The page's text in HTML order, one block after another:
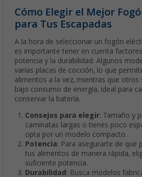
Cómo Elegir el Mejor
para Tus Escapadas
A la hora de seleccionar un fogón
es importante tener en cuenta
potencia y la durabilidad. Algunos
varias placas de cocción, lo que
alimentos a la vez, mientras que otros
bajo consumo de energía, ideal para
conservar la batería.
Consejos para elegir: Tamaño y
caminatas largas o tienes poco
opta por un modelo compacto.
Potencia: Para asegurarte de que
tus alimentos de manera rápida,
suficiente potencia.
Durabilidad : Busca modelos